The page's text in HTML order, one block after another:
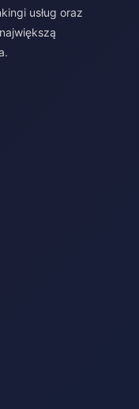
usług oraz